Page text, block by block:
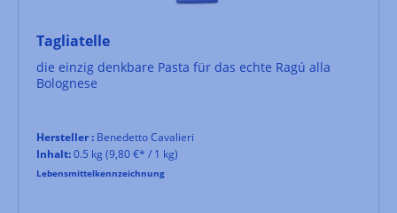
Tagliatelle
die einzig denkbare Pasta für das echte Ragú alla
Bolognese
Hersteller : Benedetto Cavalieri
Inhalt:0.5 kg (9,80 €* / 1 kg)
Lebensmittelkennzeichnung